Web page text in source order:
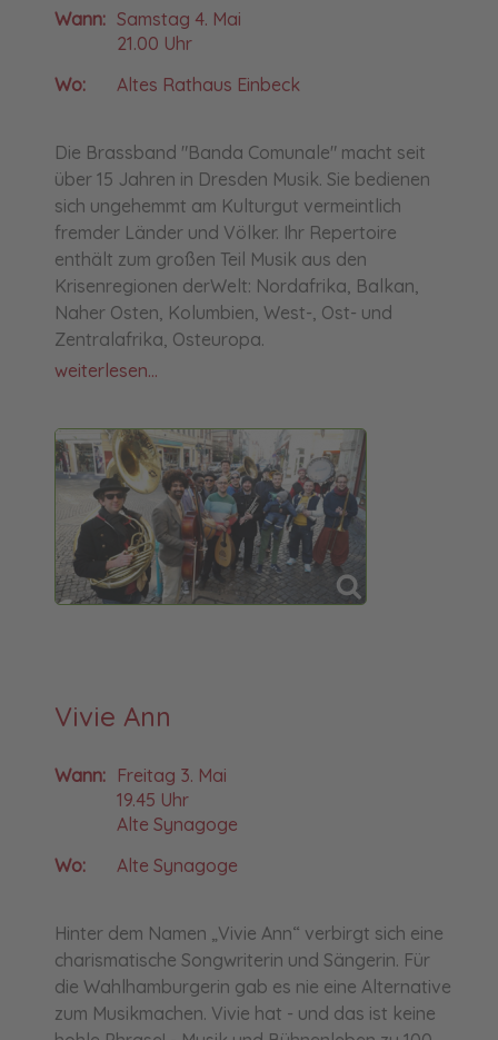
Wann: Samstag 4. Mai
21.00 Uhr
Wo:
Altes Rathaus Einbeck
Die Brassband "Banda Comunale" macht seit
über 15 Jahren in Dresden Musik. Sie bedienen
sich ungehemmt am Kulturgut vermeintlich
fremder Länder und Völker. Ihr Repertoire
enthält zum großen Teil Musik aus den
Krisenregionen derWelt: Nordafrika, Balkan,
Naher Osten, Kolumbien, West-, Ost- und
Zentralafrika, Osteuropa.
weiterlesen...
Vivie Ann
Wann: Freitag 3. Mai
19.45 Uhr
Alte Synagoge
Wo:
Alte Synagoge
Hinter dem Namen „Vivie Ann“ verbirgt sich eine
charismatische Songwriterin und Sängerin. Für
die Wahlhamburgerin gab es nie eine Alternative
zum Musikmachen. Vivie hat - und das ist keine